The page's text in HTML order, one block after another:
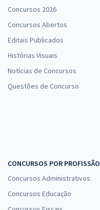
Concursos 2026
Concursos Abertos
Editais Publicados
Histórias Visuais
Notícias de Concursos
Questões de Concurso
CONCURSOS POR PROFISSÃO
Concursos Administrativos
Concursos Educação